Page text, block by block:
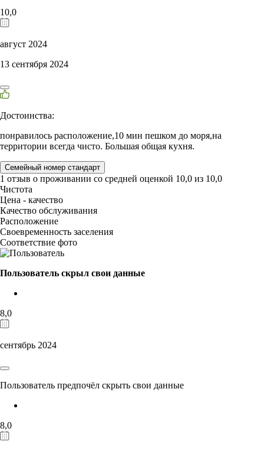
10,0
август 2024
13 сентября 2024
Достоинства:
понравилось расположение,10 мин пешком до моря,на
территории всегда чисто. Большая общая кухня.
Семейный номер стандарт
1 отзыв о проживании со средней оценкой 10,0 из 10,0
Чистота
Цена - качество
Качество обслуживания
Расположение
Своевременность заселения
Соответствие фото
Пользователь скрыл свои данные
8,0
сентябрь 2024
Пользователь предпочёл скрыть свои данные
8,0